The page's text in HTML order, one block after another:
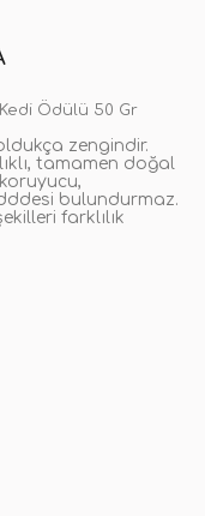
Ödülü 50 Gr
zengindir.
tamamen doğal
bulundurmaz.
farklılık